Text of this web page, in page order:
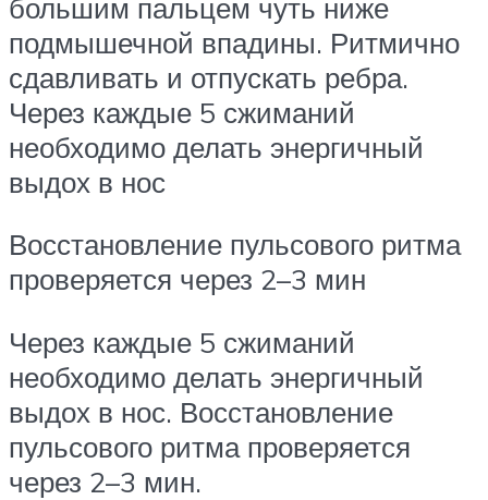
большим пальцем чуть ниже
подмышечной впадины. Ритмично
сдавливать и отпускать ребра.
Через каждые 5 сжиманий
необходимо делать энергичный
выдох в нос
Восстановление пульсового ритма
проверяется через 2–3 мин
Через каждые 5 сжиманий
необходимо делать энергичный
выдох в нос. Восстановление
пульсового ритма проверяется
через 2–3 мин.